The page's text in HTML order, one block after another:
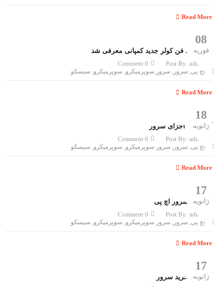
Read More
08
فوریه
Enermax فن کولر جدید کمپانی معرفی شد
Post By: admin
0 Comment
اچ پی, سرور , سرور سوپرمیکرو, سوپرمیکرو, سیسکو
Read More
18
ژانویه
آشنایی با اجزای سرور
Post By: admin
0 Comment
اچ پی, سرور , سرور سوپرمیکرو, سوپرمیکرو, سیسکو
Read More
17
ژانویه
تاریخچه سرور اچ پی
Post By: admin
0 Comment
اچ پی, سرور , سرور سوپرمیکرو, سوپرمیکرو, سیسکو
Read More
17
ژانویه
راهنمای خرید سرور